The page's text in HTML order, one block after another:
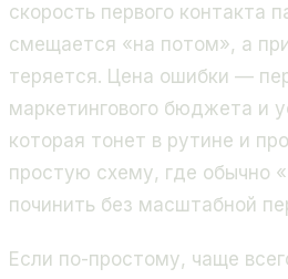
скорость первого контакта
смещается «на потом», а
теряется. Цена ошибки —
маркетингового бюджета и
которая тонет в рутине и
простую схему, где обычно
починить без масштабной
Если по-простому, чаще